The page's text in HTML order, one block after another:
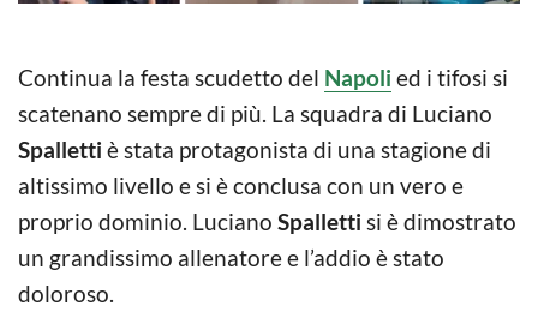
Continua la festa scudetto del Napoli ed i tifosi si
scatenano sempre di più. La squadra di Luciano
Spalletti è stata protagonista di una stagione di
altissimo livello e si è conclusa con un vero e
proprio dominio. Luciano Spalletti si è dimostrato
un grandissimo allenatore e l’addio è stato
doloroso.